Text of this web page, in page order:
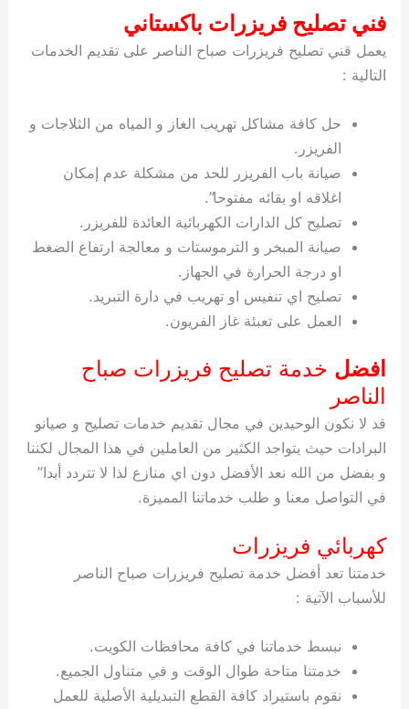
فني تصليح فريزرات باكستاني
يعمل قني تصليح فريزرات صباح الناصر على تقديم الخدمات
التالية :
حل كافة مشاكل تهريب الغاز و المياه من الثلاجات و
الفريزر.
صيانة باب الفريزر للحد من مشكلة عدم إمكان
اغلاقه او بقائه مفتوحا”.
تصليح كل الدارات الكهربائية العائدة للفريزر.
صيانة المبخر و الترموستات و معالجة ارتفاع الضغط
او درجة الحرارة في الجهاز.
تصليح اي تنفيس او تهريب في دارة التبريد.
العمل على تعبئة غاز الفريون.
افضل خدمة تصليح فريزرات صباح
الناصر
قد لا نكون الوحيدين في مجال تقديم خدمات تصليح و صيانو
البرادات حيث يتواجد الكثير من العاملين في هذا المجال لكننا
و بفضل من الله نعد الأفضل دون اي منازع لذا لا تتردد أبدا”
في التواصل معنا و طلب خدماتنا المميزة.
كهربائي فريزرات
خدمتنا تعد أفضل خدمة تصليح فريزرات صباح الناصر
للأسباب الآتية :
نبسط خدماتنا في كافة محافظات الكويت.
خدمتنا متاحة طوال الوقت و في متناول الجميع.
نقوم باستيراد كافة القطع التبديلية الأصلية للعمل